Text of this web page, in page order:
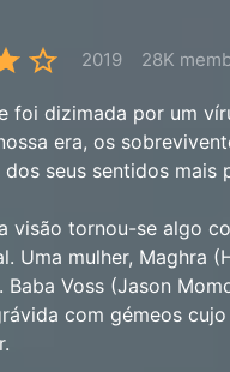
2019 28K
foi dizimada por um
era, os
seus sentidos mais
visão tornou-se algo
Uma mulher, Maghra
Baba Voss (Jason
com gémeos